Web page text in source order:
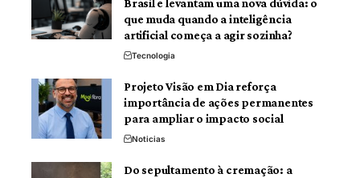
Brasil e levantam uma nova dúvida: o
que muda quando a inteligência
artificial começa a agir sozinha?
Tecnologia
Projeto Visão em Dia reforça
importância de ações permanentes
para ampliar o impacto social
Noticias
Do sepultamento à cremação: a